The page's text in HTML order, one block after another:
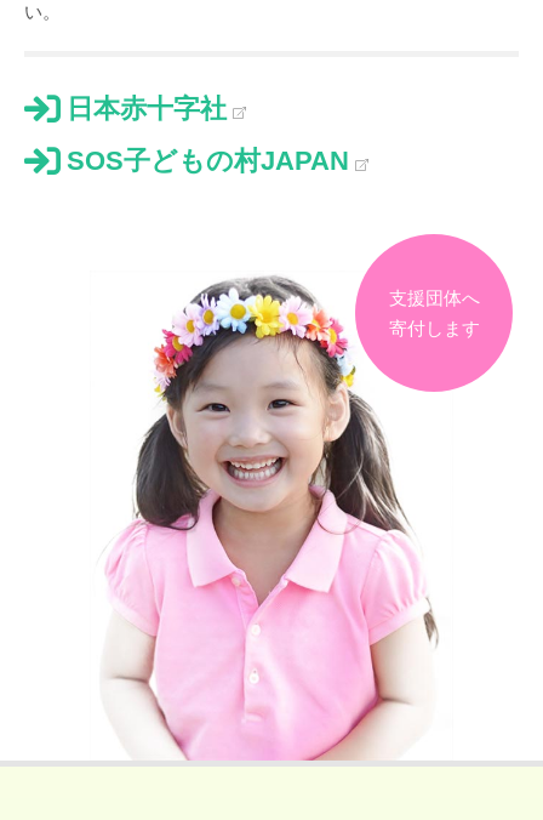
い。
日本赤十字社
SOS子どもの村JAPAN
支援団体へ
寄付します